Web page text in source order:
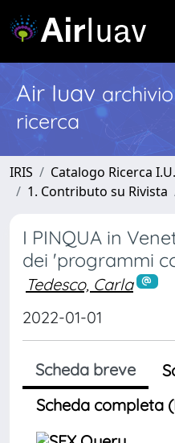
Air Iuav
ricerca
IRIS
Catalogo Ricerca
1. Contributo su Rivista
I PINQUA in
dei 'programmi
Tedesco, Carla
2022-01-01
Scheda breve
Scheda completa